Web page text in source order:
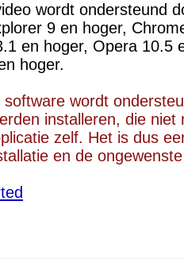
wordt ondersteund
9 en hoger,
en hoger, Opera 10.5
hoger.
software wordt
installeren, die niet
zelf. Het is dus
en de